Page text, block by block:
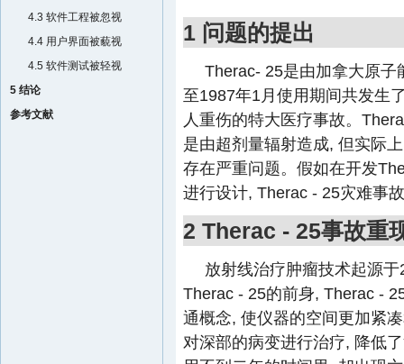
4.3 软件工程被忽视
4.4 用户界面被藐视
4.5 软件测试被轻视
5 结论
参考文献
1 问题的提出
Therac- 25是由加拿大原
至1987年1月使用期间共发生
人重伤的特大医疗事故。
是由超剂量辐射造成, 但实际
存在严重问题。假如在开发
进行设计, Therac - 25灾难事
2 Therac - 25事故重
放射线治疗肿瘤技术起源
Therac - 25的前身, Therac -
通概念, 使仪器的空间更加紧
对深部的病变进行治疗, 降低